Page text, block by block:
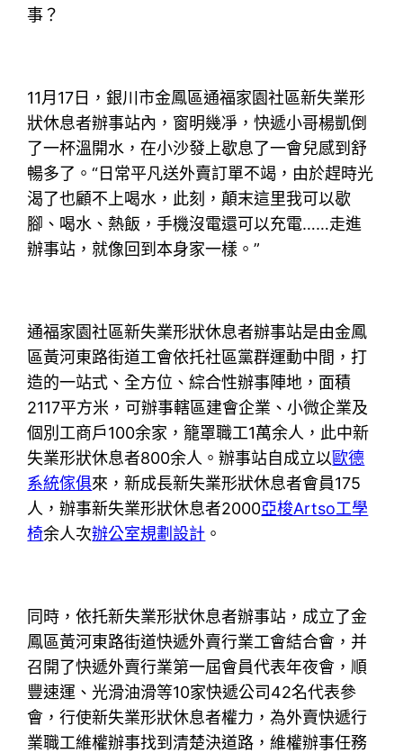
事？
11月17日，銀川市金鳳區通福家園社區新失業形
狀休息者辦事站內，窗明幾凈，快遞小哥楊凱倒
了一杯溫開水，在小沙發上歇息了一會兒感到舒
暢多了。“日常平凡送外賣訂單不竭，由於趕時光
渴了也顧不上喝水，此刻，顛末這里我可以歇
腳、喝水、熱飯，手機沒電還可以充電……走進
辦事站，就像回到本身家一樣。”
通福家園社區新失業形狀休息者辦事站是由金鳳
區黃河東路街道工會依托社區黨群運動中間，打
造的一站式、全方位、綜合性辦事陣地，面積
2117平方米，可辦事轄區建會企業、小微企業及
個別工商戶100余家，籠罩職工1萬余人，此中新
失業形狀休息者800余人。辦事站自成立以歐德
系統傢俱來，新成長新失業形狀休息者會員175
人，辦事新失業形狀休息者2000亞梭Artso工學
椅余人次辦公室規劃設計 。
同時，依托新失業形狀休息者辦事站，成立了金
鳳區黃河東路街道快遞外賣行業工會結合會，并
召開了快遞外賣行業第一屆會員代表年夜會，順
豐速運、光滑油滑等10家快遞公司42名代表參
會，行使新失業形狀休息者權力，為外賣快遞行
業職工維權辦事找到清楚決道路，維權辦事任務